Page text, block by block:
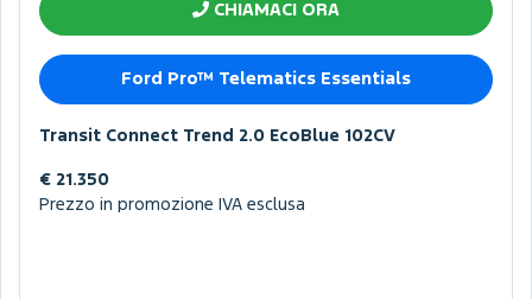
CHIAMACI ORA
Ford Pro™ Telematics Essentials
Transit Connect Trend 2.0 EcoBlue 102CV
€ 21.350
Prezzo in promozione IVA esclusa